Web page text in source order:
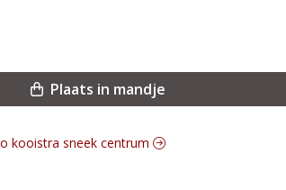
Plaats in mandje
kooistra sneek centrum